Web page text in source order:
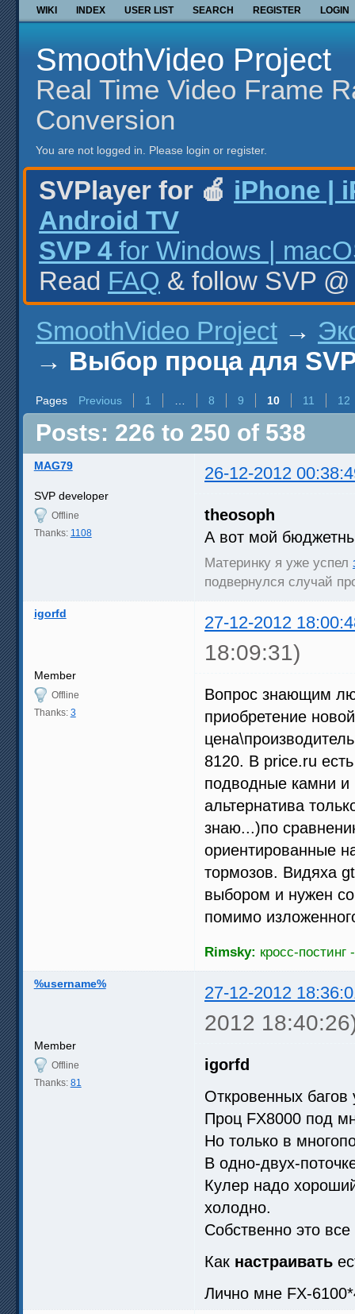
WIKI INDEX USER LIST SEARCH REGISTER LOGIN
SmoothVideo Project
Real Time Video Frame
Conversion
You are not logged in. Please login or register.
SVPlayer for 🍎 iPhone |
Android TV
SVP 4 for Windows |
Read FAQ & follow SVP
SmoothVideo Project →
→ Выбор проца для
Pages Previous 1 8 9 10 11 12
Posts: 226 to 250 of 538
MAG79 26-12-2012
SVP developer
Offline
Thanks: 1108
theosoph
А вот мой
Материнку я уже успел
подвернулся случай
igorfd 27-12-2012
18:09:31)
Member
Offline
Thanks: 3
Вопрос знающим
приобретение
8120. В price.ru
подводные камни и
альтернатива
знаю...)по
ориентированные
тормозов. Видяха
выбором и нужен
помимо
Rimsky: кросс-постинг
%username% 27-12-2012
2012
Member
Offline
Thanks: 81
igorfd
Откровенных багов
Проц FX8000 под
Но только в
В одно-двух-
Кулер надо
холодно.
Собственно это
Как настраивать
Лично мне FX-